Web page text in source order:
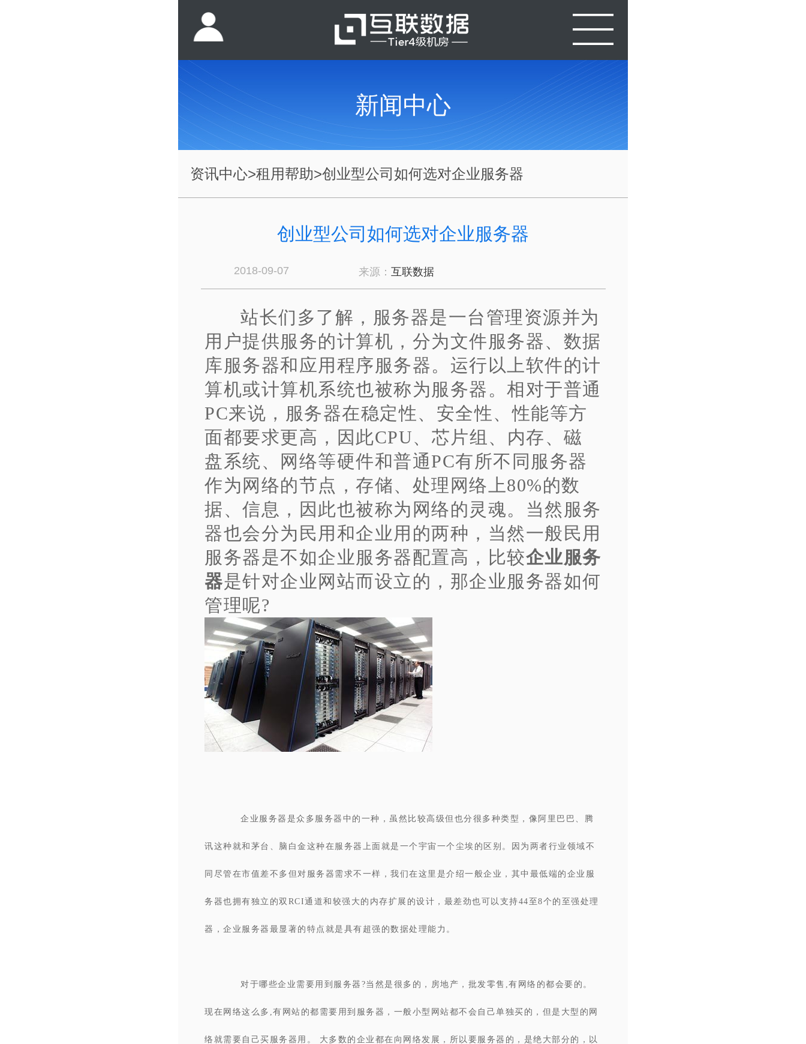
新闻中心
资讯中心>租用帮助>创业型公司如何选对企业服务器
创业型公司如何选对企业服务器
2018-09-07 来源： 互联数据
站长们多了解，服务器是一台管理资源并为
用户提供服务的计算机，分为文件服务器、数据
库服务器和应用程序服务器。运行以上软件的计
算机或计算机系统也被称为服务器。相对于普通
PC来说，服务器在稳定性、安全性、性能等方
面都要求更高，因此CPU、芯片组、内存、磁
盘系统、网络等硬件和普通PC有所不同服务器
作为网络的节点，存储、处理网络上80%的数
据、信息，因此也被称为网络的灵魂。当然服务
器也会分为民用和企业用的两种，当然一般民用
服务器是不如企业服务器配置高，比较企业服务
器是针对企业网站而设立的，那企业服务器如何
管理呢?
企业服务器是众多服务器中的一种，虽然比较高级但也分很多种类型，像阿里巴巴、腾
讯这种就和茅台、脑白金这种在服务器上面就是一个宇宙一个尘埃的区别。因为两者行业领域不
同尽管在市值差不多但对服务器需求不一样，我们在这里是介绍一般企业，其中最低端的企业服
务器也拥有独立的双RCI通道和较强大的内存扩展的设计，最差劲也可以支持44至8个的至强处理
器，企业服务器最显著的特点就是具有超强的数据处理能力。
对于哪些企业需要用到服务器?当然是很多的，房地产，批发零售,有网络的都会要的。
现在网络这么多,有网站的都需要用到服务器，一般小型网站都不会自己单独买的，但是大型的网
络就需要自己买服务器用。 大多数的企业都在向网络发展，所以要服务器的，是绝大部分的，以